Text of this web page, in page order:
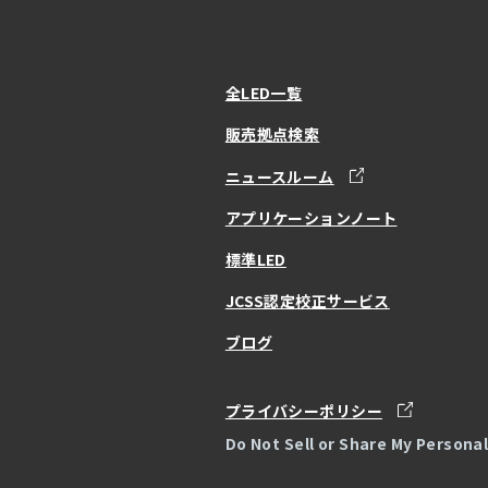
全LED一覧
販売拠点検索
ニュースルーム
アプリケーションノート
標準LED
JCSS認定校正サービス
ブログ
プライバシーポリシー
Do Not Sell or Share My